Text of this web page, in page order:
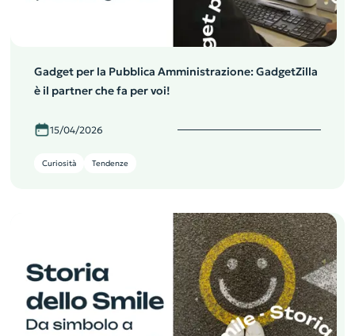
Gadget per la Pubblica Amministrazione: GadgetZilla
è il partner che fa per voi!
15/04/2026
Curiosità Tendenze